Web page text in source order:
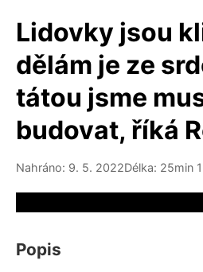
Lidovky jsou
dělám je ze
tátou jsme
budovat, říká
Nahráno: 9. 5. 2022Délka: 25min
Popis